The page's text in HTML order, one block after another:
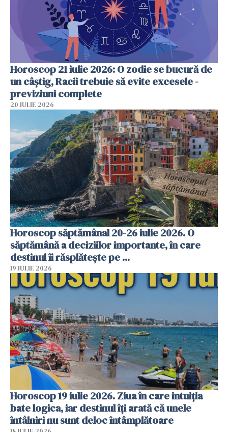
Horoscop 21 iulie 2026: O zodie se bucură de
un câștig, Racii trebuie să evite excesele -
previziuni complete
20 IULIE 2026
Horoscop săptămânal 20-26 iulie 2026. O
săptămână a deciziilor importante, în care
destinul îi răsplătește pe ...
19 IULIE 2026
Horoscop 19 iulie 2026. Ziua în care intuiția
bate logica, iar destinul îți arată că unele
întâlniri nu sunt deloc întâmplătoare